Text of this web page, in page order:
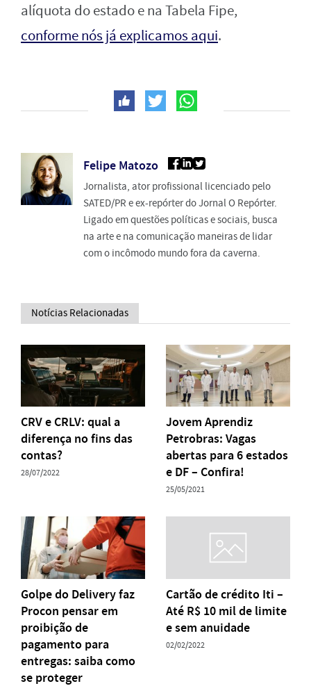
alíquota do estado e na Tabela Fipe,
conforme nós já explicamos aqui.
Felipe Matozo
Jornalista, ator profissional licenciado pelo
SATED/PR e ex-repórter do Jornal O Repórter.
Ligado em questões políticas e sociais, busca
na arte e na comunicação maneiras de lidar
com o incômodo mundo fora da caverna.
Notícias Relacionadas
CRV e CRLV: qual a
diferença no fins das
contas?
28/07/2022
Jovem Aprendiz
Petrobras: Vagas
abertas para 6 estados
e DF – Confira!
25/05/2021
Golpe do Delivery faz
Procon pensar em
proibição de
pagamento para
entregas: saiba como
se proteger
Cartão de crédito Iti –
Até R$ 10 mil de limite
e sem anuidade
02/02/2022